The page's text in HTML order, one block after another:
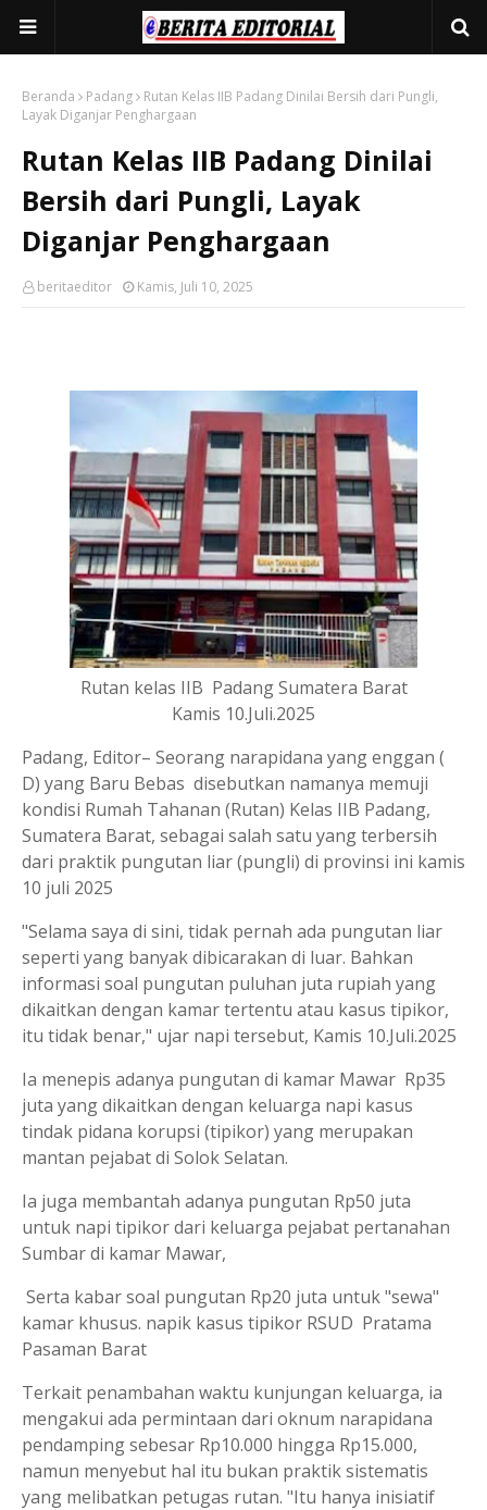
Beranda Padang
Rutan Kelas IIB Padang Dinilai Bersih dari Pungli,
Layak Diganjar Penghargaan
Rutan Kelas IIB Padang Dinilai
Bersih dari Pungli, Layak
Diganjar Penghargaan
beritaeditor Kamis, Juli 10, 2025
Rutan kelas IIB Padang Sumatera Barat
Kamis 10.Juli.2025
Padang, Editor– Seorang narapidana yang enggan (
D) yang Baru Bebas disebutkan namanya memuji
kondisi Rumah Tahanan (Rutan) Kelas IIB Padang,
Sumatera Barat, sebagai salah satu yang terbersih
dari praktik pungutan liar (pungli) di provinsi ini kamis
10 juli 2025
"Selama saya di sini, tidak pernah ada pungutan liar
seperti yang banyak dibicarakan di luar. Bahkan
informasi soal pungutan puluhan juta rupiah yang
dikaitkan dengan kamar tertentu atau kasus tipikor,
itu tidak benar," ujar napi tersebut, Kamis 10.Juli.2025
Ia menepis adanya pungutan di kamar Mawar Rp35
juta yang dikaitkan dengan keluarga napi kasus
tindak pidana korupsi (tipikor) yang merupakan
mantan pejabat di Solok Selatan.
Ia juga membantah adanya pungutan Rp50 juta
untuk napi tipikor dari keluarga pejabat pertanahan
Sumbar di kamar Mawar,
Serta kabar soal pungutan Rp20 juta untuk "sewa"
kamar khusus. napik kasus tipikor RSUD Pratama
Pasaman Barat
Terkait penambahan waktu kunjungan keluarga, ia
mengakui ada permintaan dari oknum narapidana
pendamping sebesar Rp10.000 hingga Rp15.000,
namun menyebut hal itu bukan praktik sistematis
yang melibatkan petugas rutan. "Itu hanya inisiatif